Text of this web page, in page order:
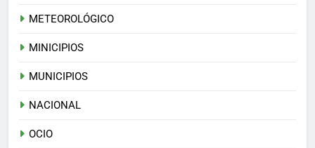
METEOROLÓGICO
MINICIPIOS
MUNICIPIOS
NACIONAL
OCIO